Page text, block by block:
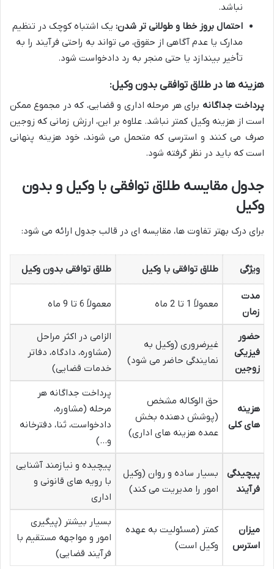
نباشد.
احتمال بروز خطا و طولانی تر شدن: یک اشتباه کوچک در تنظیم
مدارک یا عدم آگاهی از حقوق، می تواند به راحتی فرآیند را به
تأخیر بیندازد یا حتی منجر به رد دادخواست شود.
هزینه ها در طلاق توافقی بدون وکیل:
پرداخت جداگانه برای هر مرحله اداری و قضایی، که در مجموع ممکن
است از هزینه وکیل کمتر نباشد. علاوه بر این، ارزش زمانی که زوجین
صرف می کنند و استرسی که متحمل می شوند، خود هزینه پنهانی
است که باید در نظر گرفته شود.
جدول مقایسه طلاق توافقی با وکیل و بدون
وکیل
برای درک بهتر تفاوت ها، مقایسه ای در قالب جدول ارائه می شود:
ویژگی طلاق توافقی با وکیل طلاق توافقی بدون وکیل
مدت
زمان
معمولاً 1 تا 2 ماه معمولاً 6 تا 9 ماه
حضور
فیزیکی
زوجین
غیرضروری (وکیل به
نمایندگی حاضر می شود)
الزامی در اکثر مراحل
(مشاوره، دادگاه، دفاتر
خدمات قضایی)
هزینه
های کلی
حق الوکاله مشخص
(پوشش دهنده بخش
عمده هزینه های اداری)
پرداخت جداگانه هر
مرحله (مشاوره،
دادخواست، ثنا، دفترخانه
و…)
پیچیدگی
فرآیند
بسیار ساده و روان (وکیل
امور را مدیریت می کند)
پیچیده و نیازمند آشنایی
با رویه های قانونی و
اداری
میزان
استرس
کمتر (مسئولیت به عهده
وکیل است)
بسیار بیشتر (پیگیری
امور و مواجهه مستقیم با
فرآیند قضایی)